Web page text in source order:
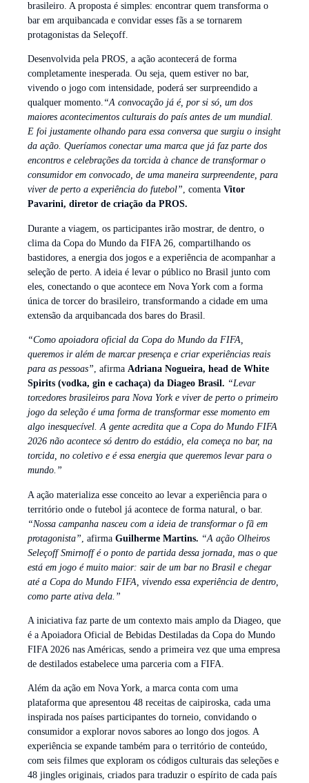
brasileiro. A proposta é simples: encontrar quem transforma o
bar em arquibancada e convidar esses fãs a se tornarem
protagonistas da Seleçoff.
Desenvolvida pela PROS, a ação acontecerá de forma
completamente inesperada. Ou seja, quem estiver no bar,
vivendo o jogo com intensidade, poderá ser surpreendido a
qualquer momento. “A convocação já é, por si só, um dos
maiores acontecimentos culturais do país antes de um mundial.
E foi justamente olhando para essa conversa que surgiu o insight
da ação. Queríamos conectar uma marca que já faz parte dos
encontros e celebrações da torcida à chance de transformar o
consumidor em convocado, de uma maneira surpreendente, para
viver de perto a experiência do futebol”, comenta Vitor
Pavarini, diretor de criação da PROS.
Durante a viagem, os participantes irão mostrar, de dentro, o
clima da Copa do Mundo da FIFA 26, compartilhando os
bastidores, a energia dos jogos e a experiência de acompanhar a
seleção de perto. A ideia é levar o público no Brasil junto com
eles, conectando o que acontece em Nova York com a forma
única de torcer do brasileiro, transformando a cidade em uma
extensão da arquibancada dos bares do Brasil.
“Como apoiadora oficial da Copa do Mundo da FIFA,
queremos ir além de marcar presença e criar experiências reais
para as pessoas”, afirma Adriana Nogueira, head de White
Spirits (vodka, gin e cachaça) da Diageo Brasil. “Levar
torcedores brasileiros para Nova York e viver de perto o primeiro
jogo da seleção é uma forma de transformar esse momento em
algo inesquecível. A gente acredita que a Copa do Mundo FIFA
2026 não acontece só dentro do estádio, ela começa no bar, na
torcida, no coletivo e é essa energia que queremos levar para o
mundo.”
A ação materializa esse conceito ao levar a experiência para o
território onde o futebol já acontece de forma natural, o bar.
“Nossa campanha nasceu com a ideia de transformar o fã em
protagonista” , afirma Guilherme Martins. “A ação Olheiros
Seleçoff Smirnoff é o ponto de partida dessa jornada, mas o que
está em jogo é muito maior: sair de um bar no Brasil e chegar
até a Copa do Mundo FIFA, vivendo essa experiência de dentro,
como parte ativa dela.”
A iniciativa faz parte de um contexto mais amplo da Diageo, que
é a Apoiadora Oficial de Bebidas Destiladas da Copa do Mundo
FIFA 2026 nas Américas, sendo a primeira vez que uma empresa
de destilados estabelece uma parceria com a FIFA.
Além da ação em Nova York, a marca conta com uma
plataforma que apresentou 48 receitas de caipiroska, cada uma
inspirada nos países participantes do torneio, convidando o
consumidor a explorar novos sabores ao longo dos jogos. A
experiência se expande também para o território de conteúdo,
com seis filmes que exploram os códigos culturais das seleções e
48 jingles originais, criados para traduzir o espírito de cada país